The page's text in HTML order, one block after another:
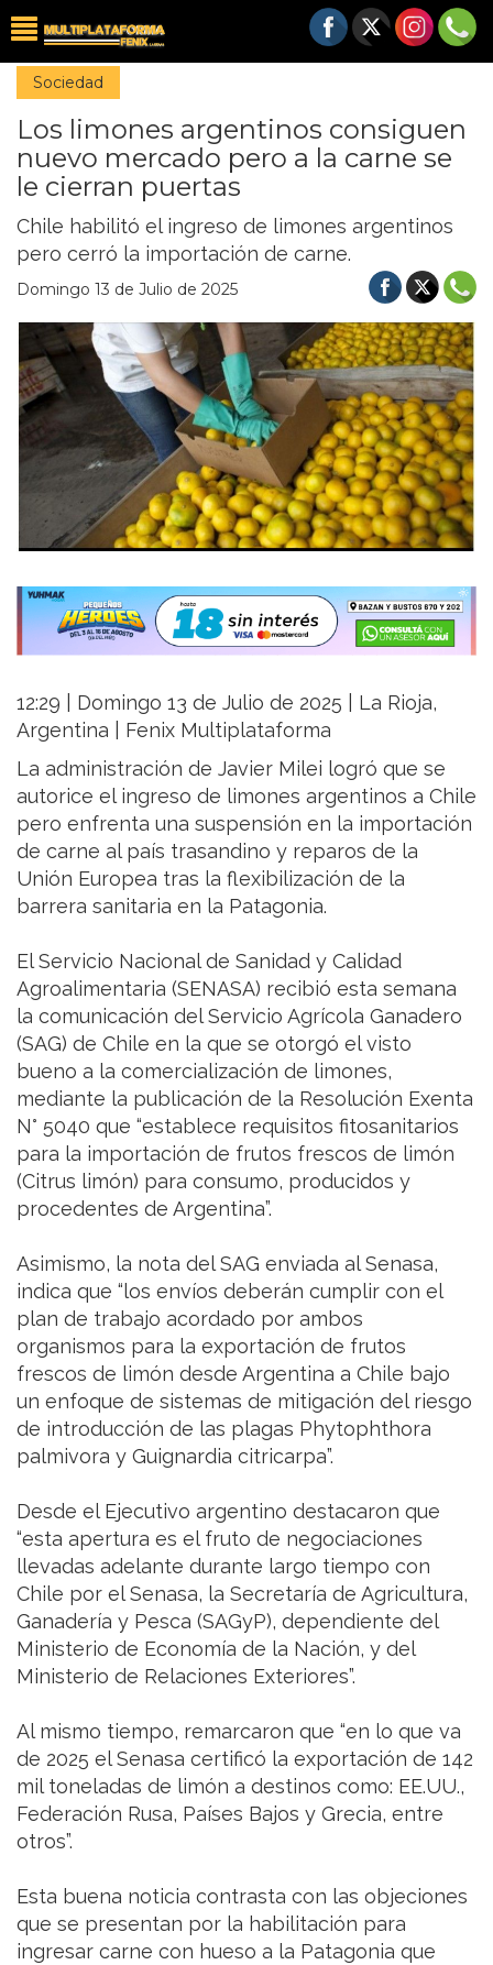
Sociedad
Los limones argentinos consiguen
nuevo mercado pero a la carne se
le cierran puertas
Chile habilitó el ingreso de limones argentinos
pero cerró la importación de carne.
Domingo 13 de Julio de 2025
12:29 | Domingo 13 de Julio de 2025 | La Rioja,
Argentina | Fenix Multiplataforma
La administración de Javier Milei logró que se
autorice el ingreso de limones argentinos a Chile
pero enfrenta una suspensión en la importación
de carne al país trasandino y reparos de la
Unión Europea tras la flexibilización de la
barrera sanitaria en la Patagonia.
El Servicio Nacional de Sanidad y Calidad
Agroalimentaria (SENASA) recibió esta semana
la comunicación del Servicio Agrícola Ganadero
(SAG) de Chile en la que se otorgó el visto
bueno a la comercialización de limones,
mediante la publicación de la Resolución Exenta
N° 5040 que “establece requisitos fitosanitarios
para la importación de frutos frescos de limón
(Citrus limón) para consumo, producidos y
procedentes de Argentina”.
Asimismo, la nota del SAG enviada al Senasa,
indica que “los envíos deberán cumplir con el
plan de trabajo acordado por ambos
organismos para la exportación de frutos
frescos de limón desde Argentina a Chile bajo
un enfoque de sistemas de mitigación del riesgo
de introducción de las plagas Phytophthora
palmivora y Guignardia citricarpa”.
Desde el Ejecutivo argentino destacaron que
“esta apertura es el fruto de negociaciones
llevadas adelante durante largo tiempo con
Chile por el Senasa, la Secretaría de Agricultura,
Ganadería y Pesca (SAGyP), dependiente del
Ministerio de Economía de la Nación, y del
Ministerio de Relaciones Exteriores”.
Al mismo tiempo, remarcaron que “en lo que va
de 2025 el Senasa certificó la exportación de 142
mil toneladas de limón a destinos como: EE.UU.,
Federación Rusa, Países Bajos y Grecia, entre
otros”.
Esta buena noticia contrasta con las objeciones
que se presentan por la habilitación para
ingresar carne con hueso a la Patagonia que